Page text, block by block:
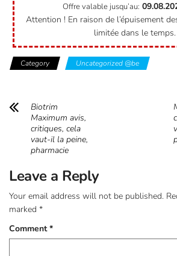
Offre valable jusqu’au:
Attention ! En raison de l’épuisement
limitée dans le temps.
Category Uncategorized @be
Biotrim
Maximum avis,
critiques, cela
vaut-il la peine,
pharmacie
Leave a Reply
Your email address will not be published.
marked *
Comment*